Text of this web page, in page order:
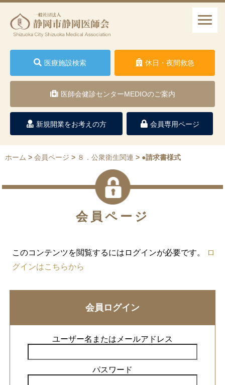
新規開業をお考えの方 会員専用ページ
医療施設検索 休日・夜間救急
医師会健診センターMEDIOのご案内
ホーム > 会員ページ > ８．公衆衛生関連 > ●請求書様式
会員ページ
このコンテンツを閲覧するにはログインが必要です。
ロ
グインはこちらから
会員ログイン
ユーザー名またはメールアドレス
パスワード